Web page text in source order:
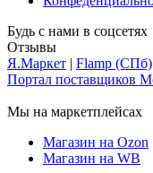
Будь с нами в соцсетях
Отзывы
Я.Маркет | Flamp (СПб)
Портал поставщиков
Мы на маркетплейсах
Магазин на Ozon
Магазин на WB